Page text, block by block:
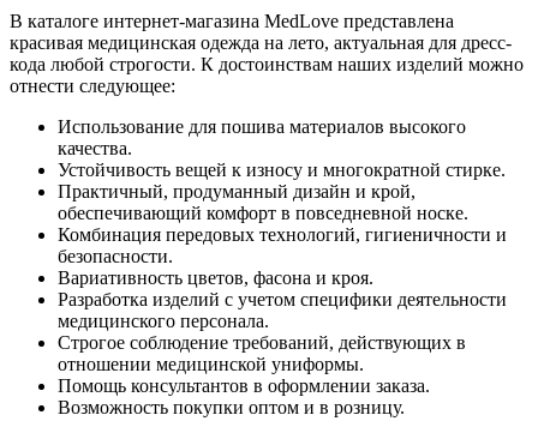
В каталоге интернет-магазина MedLove представлена
красивая медицинская одежда на лето, актуальная для дресс-
кода любой строгости. К достоинствам наших изделий можно
отнести следующее:
Использование для пошива материалов высокого
качества.
Устойчивость вещей к износу и многократной стирке.
Практичный, продуманный дизайн и крой,
обеспечивающий комфорт в повседневной носке.
Комбинация передовых технологий, гигиеничности и
безопасности.
Вариативность цветов, фасона и кроя.
Разработка изделий с учетом специфики деятельности
медицинского персонала.
Строгое соблюдение требований, действующих в
отношении медицинской униформы.
Помощь консультантов в оформлении заказа.
Возможность покупки оптом и в розницу.